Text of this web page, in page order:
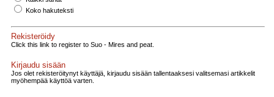
Koko hakuteksti
Rekisteröidy
Click this link to register to Suo - Mires and peat.
Kirjaudu sisään
Jos olet rekisteröitynyt käyttäjä, kirjaudu sisään tallentaaksesi valitsemasi artikkelit
myöhempää käyttöä varten.